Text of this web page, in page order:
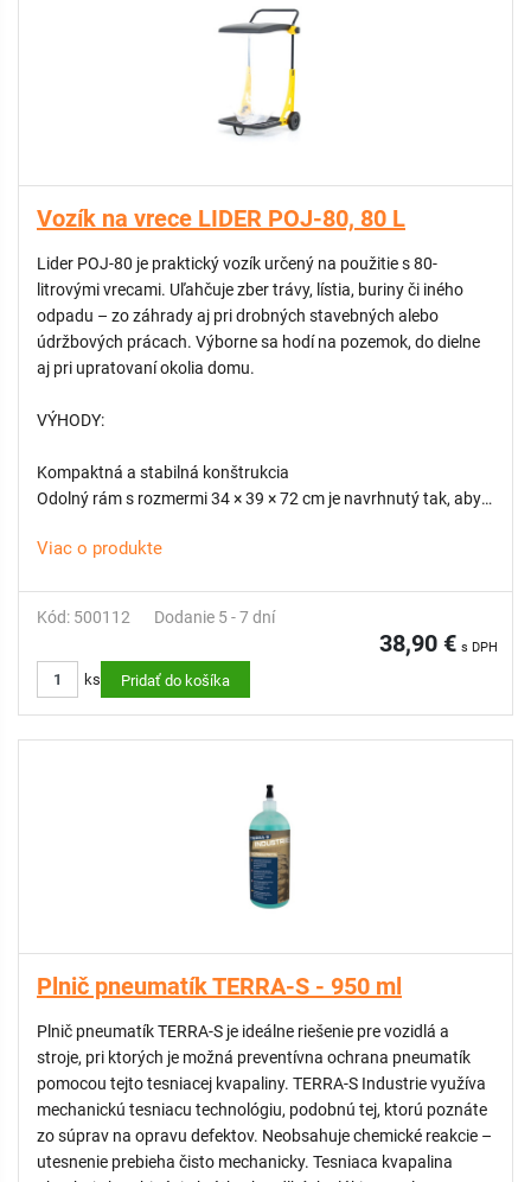
Vozík na vrece LIDER POJ-80, 80 L
Lider POJ-80 je praktický vozík určený na použitie s 80-
litrovými vrecami. Uľahčuje zber trávy, lístia, buriny či iného
odpadu – zo záhrady aj pri drobných stavebných alebo
údržbových prácach. Výborne sa hodí na pozemok, do dielne
aj pri upratovaní okolia domu.
VÝHODY:
Kompaktná a stabilná konštrukcia
Odolný rám s rozmermi 34 × 39 × 72 cm je navrhnutý tak, aby
zaberá minimum miesta. Vozík je ľahký, skladný a jednoducho
Pohodlný presun v teréne
Dve transportné kolesá s priemerom 14,5 cm umožňujú
jednoduchú manipuláciu na spevnených aj trávnatých
Zadná časť vozíka je vybavená nastaviteľným gumovým
držiakom, ktorý zabraňuje skĺznutiu alebo vypadnutiu vreca
počas presunu. Zvyšuje tak komfort práce a eliminuje potrebu
neustáleho upravovania vreca.
Viac o produkte
Kód: 500112 Dodanie 5 - 7 dní
38,90 € s DPH
ks Pridať do košíka
Plnič pneumatík TERRA-S - 950 ml
Plnič pneumatík TERRA-S je ideálne riešenie pre vozidlá a
stroje, pri ktorých je možná preventívna ochrana pneumatík
pomocou tejto tesniacej kvapaliny. TERRA-S Industrie využíva
mechanickú tesniacu technológiu, podobnú tej, ktorú poznáte
zo súprav na opravu defektov. Neobsahuje chemické reakcie –
utesnenie prebieha čisto mechanicky. Tesniaca kvapalina